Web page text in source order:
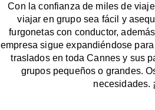
Con la confianza de miles de
viajar en grupo sea fácil y
furgonetas con conductor,
empresa sigue expandiéndose
traslados en toda Cannes y sus
grupos pequeños o grandes.
necesidades.